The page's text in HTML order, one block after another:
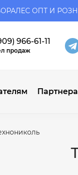
ОПТ И
966-61-11
продаж